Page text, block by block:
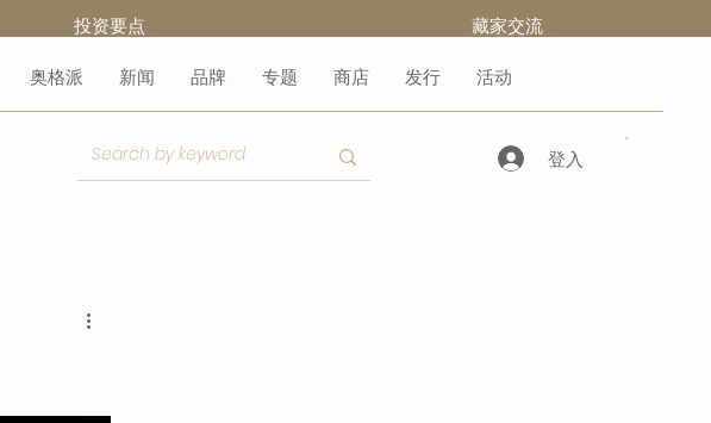
奥格派 新闻 品牌 专题 商店 发行 活动
登入
​投资要点 ​藏家交流